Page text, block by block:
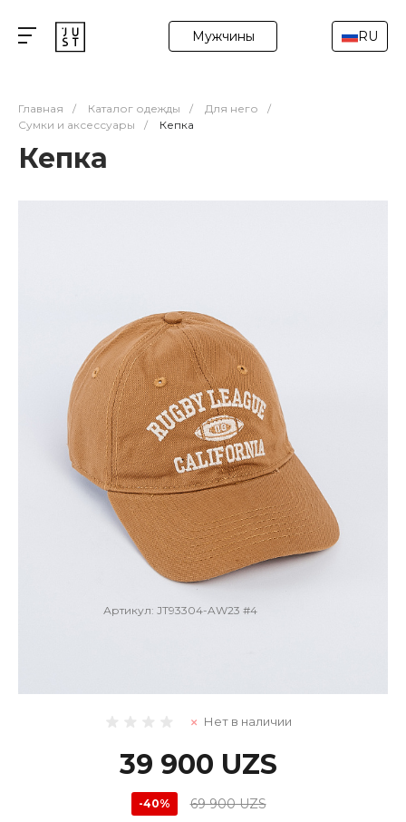
Мужчины RU
Главная / Каталог одежды / Для него
/
Сумки и аксессуары
/ Кепка
Кепка
Артикул: JT93304-AW23 #4
Нет в наличии
39 900 UZS
-40% 69 900 UZS